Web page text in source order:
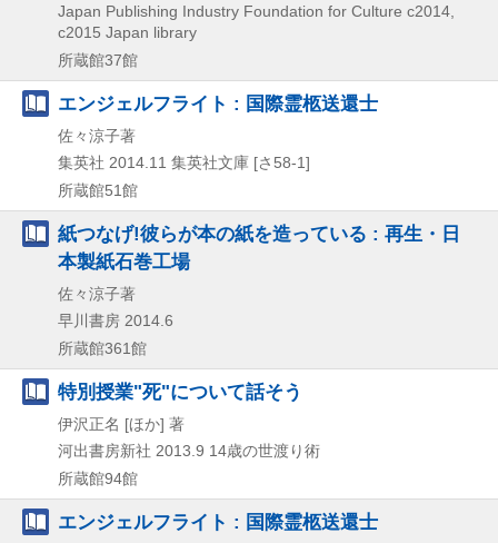
Japan Publishing Industry Foundation for Culture c2014,
c2015 Japan library
所蔵館37館
エンジェルフライト : 国際霊柩送還士
佐々涼子著
集英社 2014.11 集英社文庫 [さ58-1]
所蔵館51館
紙つなげ!彼らが本の紙を造っている : 再生・日
本製紙石巻工場
佐々涼子著
早川書房 2014.6
所蔵館361館
特別授業"死"について話そう
伊沢正名 [ほか] 著
河出書房新社 2013.9 14歳の世渡り術
所蔵館94館
エンジェルフライト : 国際霊柩送還士